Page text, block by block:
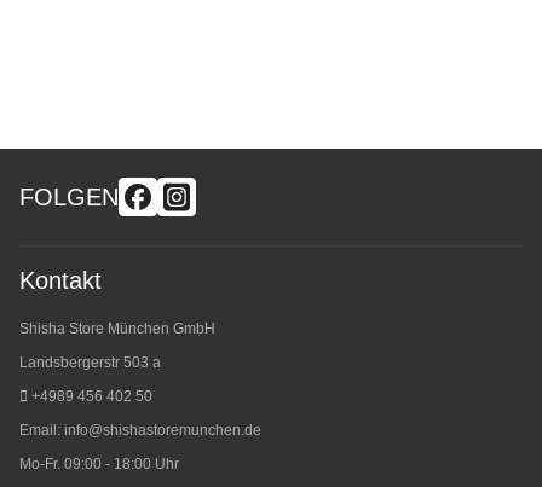
FOLGEN
Kontakt
Shisha Store München GmbH
Landsbergerstr 503 a
+4989 456 402 50
Email: info@shishastoremunchen.de
Mo-Fr. 09:00 - 18:00 Uhr